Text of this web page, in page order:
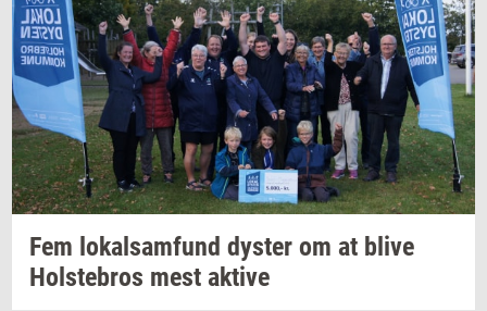
Fem lo­kal­sam­fund dy­ster om at blive
Holste­bros mest ak­ti­ve